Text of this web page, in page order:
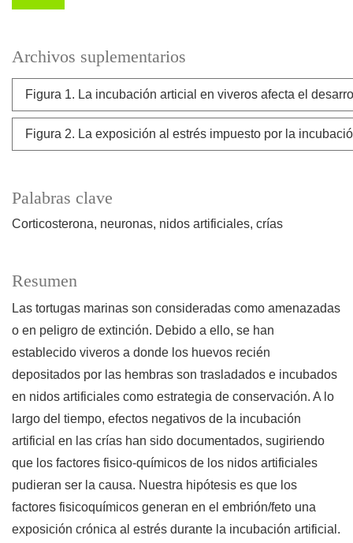
Archivos suplementarios
Figura 1. La incubación articial en viveros afecta el
Figura 2. La exposición al estrés impuesto por la
Palabras clave
Corticosterona neuronas nidos artificiales crías
Resumen
Las tortugas marinas son consideradas como amenazadas
o en peligro de extinción. Debido a ello, se han
establecido viveros a donde los huevos recién
depositados por las hembras son trasladados e incubados
en nidos artificiales como estrategia de conservación. A lo
largo del tiempo, efectos negativos de la incubación
artificial en las crías han sido documentados, sugiriendo
que los factores fisico-químicos de los nidos artificiales
pudieran ser la causa. Nuestra hipótesis es que los
factores fisicoquímicos generan en el embrión/feto una
exposición crónica al estrés durante la incubación artificial.